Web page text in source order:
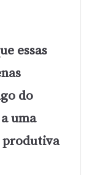
essas
do
uma
produtiva